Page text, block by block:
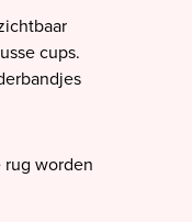
cups.
rug worden